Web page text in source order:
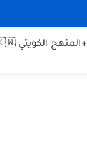
+المنهج الكويتي 🇰🇼